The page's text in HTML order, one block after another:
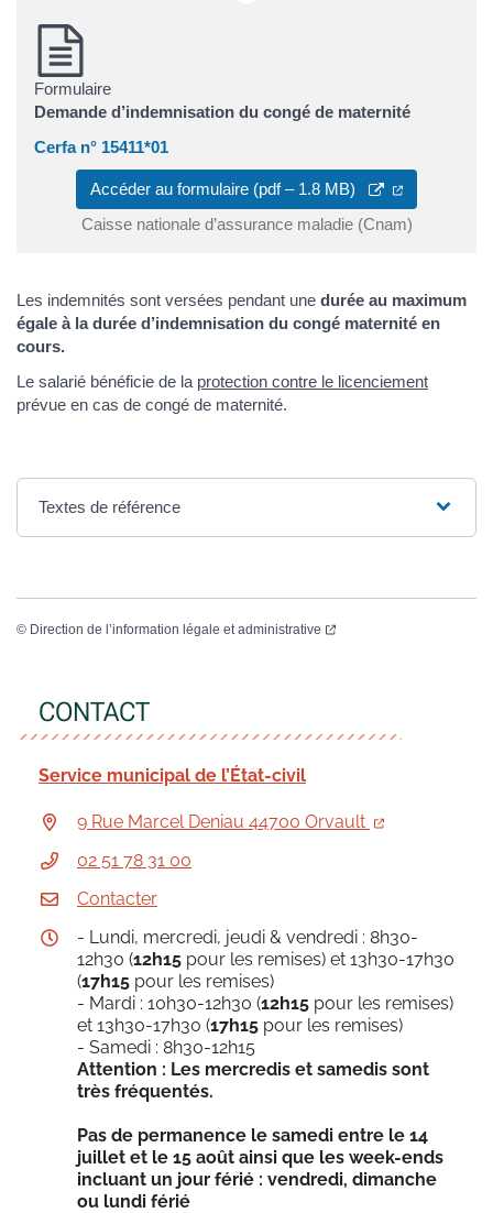
Formulaire
Demande d’indemnisation du congé de maternité
Cerfa n° 15411*01
Accéder au formulaire (pdf – 1.8 MB)
Caisse nationale d’assurance maladie (Cnam)
Les indemnités sont versées pendant une durée au maximum
égale à la durée d’indemnisation du congé maternité en
cours.
Le salarié bénéficie de la protection contre le licenciement
prévue en cas de congé de maternité.
Textes de référence
© Direction de l’information légale et administrative
CONTACT
Service municipal de l’État-civil
9 Rue Marcel Deniau 44700 Orvault
02 51 78 31 00
Contacter
- Lundi, mercredi, jeudi & vendredi : 8h30-
12h30 (12h15 pour les remises) et 13h30-17h30
(17h15 pour les remises)
- Mardi : 10h30-12h30 (12h15 pour les remises)
et 13h30-17h30 (17h15 pour les remises)
- Samedi : 8h30-12h15
Attention : Les mercredis et samedis sont
très fréquentés.
Pas de permanence le samedi entre le 14
juillet et le 15 août ainsi que les week-ends
incluant un jour férié : vendredi, dimanche
ou lundi férié